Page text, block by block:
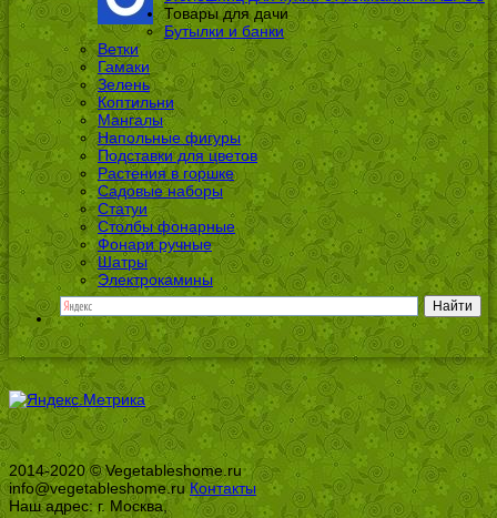
Товары для дачи
Бутылки и банки
Ветки
Гамаки
Зелень
Коптильни
Мангалы
Напольные фигуры
Подставки для цветов
Растения в горшке
Садовые наборы
Статуи
Столбы фонарные
Фонари ручные
Шатры
Электрокамины
2014-2020 © Vegetableshome.ru
info@vegetableshome.ruКонтакты
Наш адрес: г. Москва,